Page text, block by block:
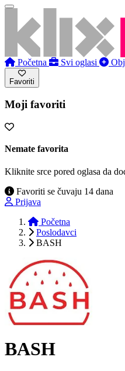
Početna Svi oglasi
Favoriti
Moji favoriti
Nemate favorita
Kliknite srce pored oglasa da
Favoriti se čuvaju 14 dana
Prijava
Početna
Poslodavci
BASH
BASH